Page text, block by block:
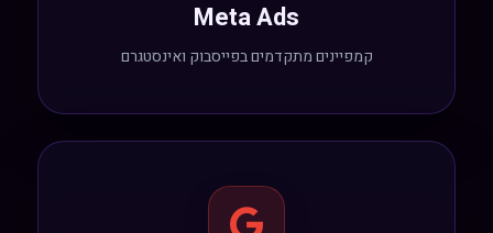
Meta Ads
קמפיינים מתקדמים בפייסבוק ואינסטגרם